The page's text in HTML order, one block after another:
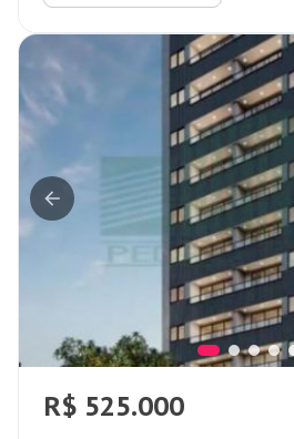
R$ 525.000